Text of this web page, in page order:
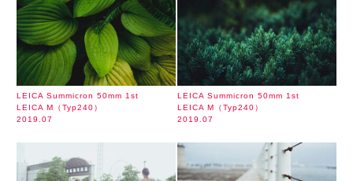
LEICA Summicron 50mm 1st
LEICA M（Typ240）
2019.07
LEICA Summicron 50mm 1st
LEICA M（Typ240）
2019.07